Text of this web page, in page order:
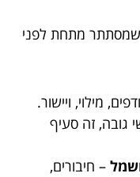
שמסתתר מתחת לפני
מילוי, ויישור.
גובה, זה סעיף
– חיבורים,